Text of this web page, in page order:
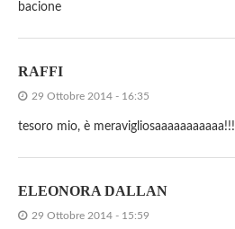
bacione
RAFFI
29 Ottobre 2014 - 16:35
tesoro mio, è meravigliosaaaaaaaaaaa!!!
ELEONORA DALLAN
29 Ottobre 2014 - 15:59